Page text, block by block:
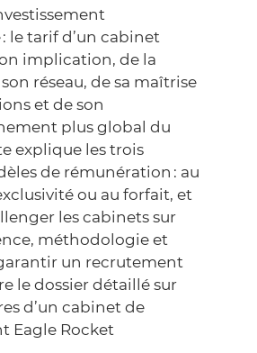
le tarif d’un cabinet
implication, de la
réseau, de sa maîtrise
et de son
plus global du
explique les trois
de rémunération : au
ou au forfait, et
les cabinets sur
méthodologie et
un recrutement
le dossier détaillé sur
d’un cabinet de
Eagle Rocket